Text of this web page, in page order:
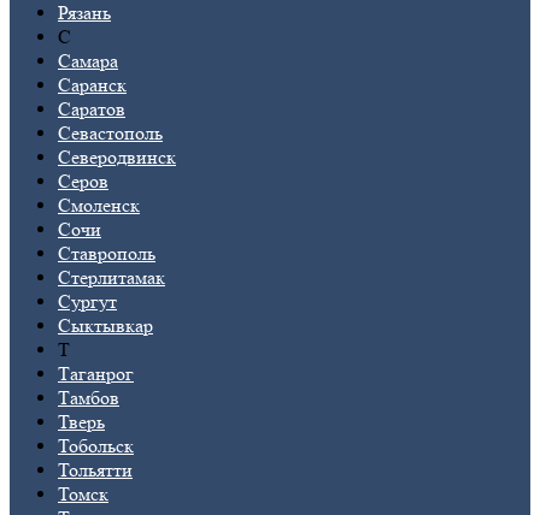
Рязань
С
Самара
Саранск
Саратов
Севастополь
Северодвинск
Серов
Смоленск
Сочи
Ставрополь
Стерлитамак
Сургут
Сыктывкар
Т
Таганрог
Тамбов
Тверь
Тобольск
Тольятти
Томск